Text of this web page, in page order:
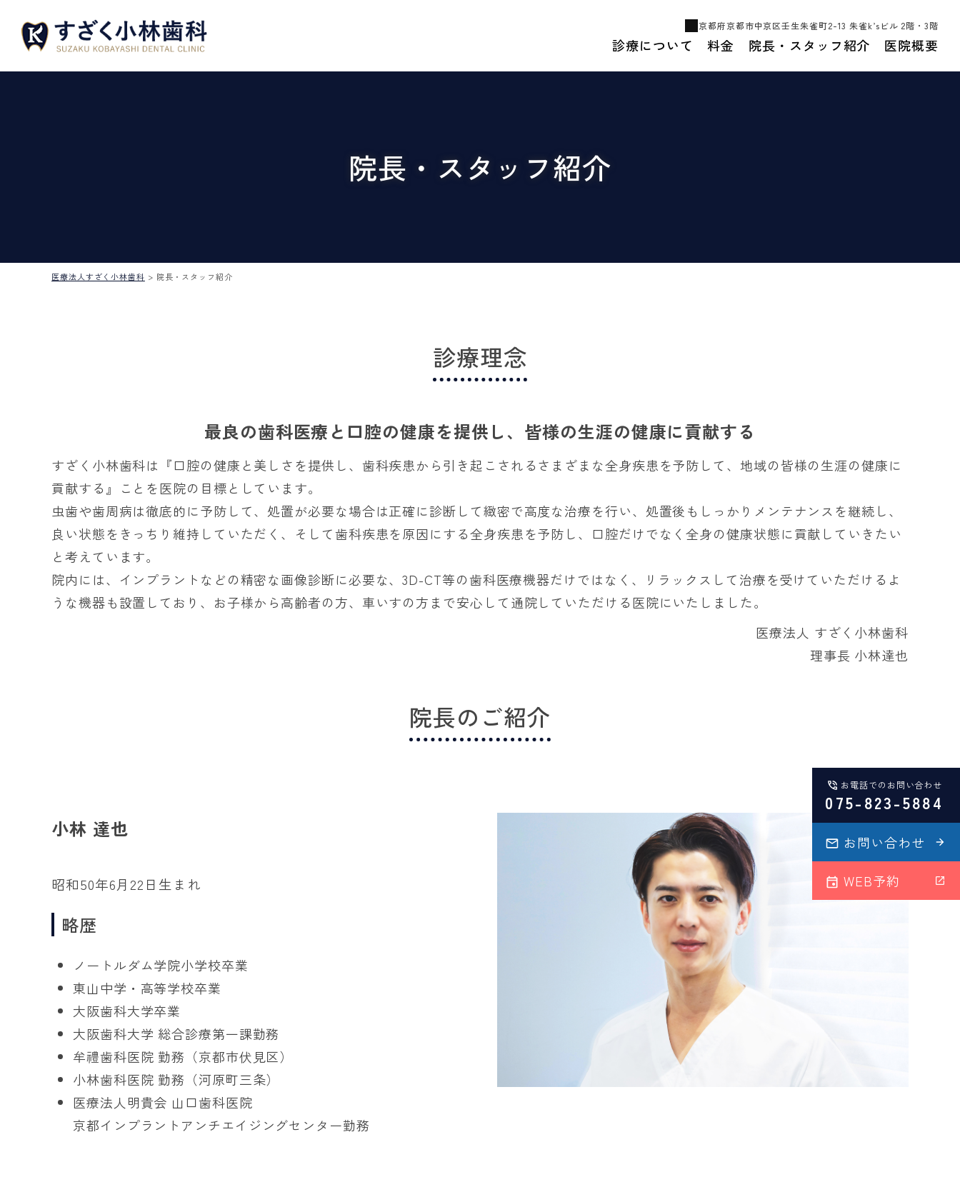
京都府京都市中京区壬生朱雀町2-13 朱雀k’sビル 2階・3階
診療について 料金 院長・スタッフ紹介 医院概要
院長・スタッフ紹介
医療法人すざく小林歯科 > 院長・スタッフ紹介
診療理念
最良の歯科医療と口腔の健康を提供し、皆様の生涯の健康に貢献する
すざく小林歯科は『口腔の健康と美しさを提供し、歯科疾患から引き起こされるさまざまな全身疾患を予防して、地域の皆様の生涯の健康に
貢献する』ことを医院の目標としています。
虫歯や歯周病は徹底的に予防して、処置が必要な場合は正確に診断して緻密で高度な治療を行い、処置後もしっかりメンテナンスを継続し、
良い状態をきっちり維持していただく、そして歯科疾患を原因にする全身疾患を予防し、口腔だけでなく全身の健康状態に貢献していきたい
と考えています。
院内には、インプラントなどの精密な画像診断に必要な、3D-CT等の歯科医療機器だけではなく、リラックスして治療を受けていただけるよ
うな機器も設置しており、お子様から高齢者の方、車いすの方まで安心して通院していただける医院にいたしました。
医療法人 すざく小林歯科
理事長 小林達也
院長のご紹介
小林 達也
昭和50年6月22日生まれ
略歴
ノートルダム学院小学校卒業
東山中学・高等学校卒業
大阪歯科大学卒業
大阪歯科大学 総合診療第一課勤務
牟禮歯科医院 勤務（京都市伏見区）
小林歯科医院 勤務（河原町三条）
医療法人明貴会 山口歯科医院
京都インプラントアンチエイジングセンター勤務
お電話でのお問い合わせ
075-823-5884
お問い合わせ
WEB予約